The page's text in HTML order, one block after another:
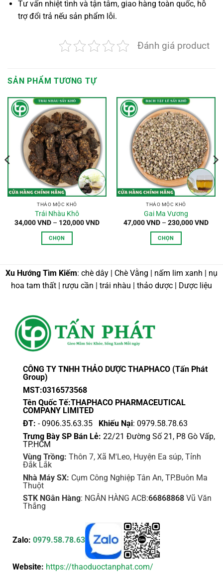
Tư vấn nhiệt tình và tận tâm, giao hàng toàn quốc, hỗ
trợ đổi trả nếu sản phẩm lỗi.
Đánh giá product
SẢN PHẨM TƯƠNG TỰ
THẢO MỘC KHÔ
Trái Nhàu Khô
34,000VND – 120,000VNDKhoảng
CHỌN
này
có
nhiều
chọn
thể
chọn
trang
phẩm
THẢO MỘC KHÔ
Gai Ma Vương
47,000VND – 230,000VND
CHỌN
này
nhiều
thể
được
trang
phẩm
VND
VND
Xu Hướng Tìm Kiếm: chè dây | Chè Vằng | nấm lim xanh | nụ
hoa tam thất | rượu cần | trái nhàu | thảo dược | Dược liệu
CÔNG TY TNHH THẢO DƯỢC THAPHACO (Tấn Phát
Group)
MST:0316573568
Tên Quốc Tế:THAPHACO PHARMACEUTICAL
COMPANY LIMITED
ĐT: - 0906.35.63.35 Khiếu Nại: 0979.58.78.63
Trưng Bày SP Bán Lẻ: 22/21 Đường Số 21, P8 Gò Vấp,
TP.HCM
Vùng Trồng: Thôn 7, Xã M'Leo, Huyện Ea súp, Tỉnh
Đắk Lắk
Nhà Máy SX: Cụm Công Nghiệp Tân An, TP.Buôn Ma
Thuột
STK NGân Hàng: NGÂN HÀNG ACB:66868868Vũ Văn
Thắng
Zalo: 0979.58.78.63
Website: https://thaoduoctanphat.com/